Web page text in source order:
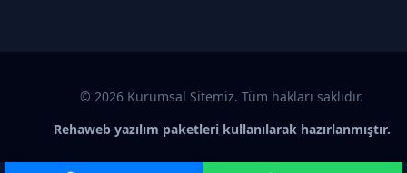
© 2026 Kurumsal Sitemiz. Tüm hakları saklıdır.
Rehaweb yazılım paketleri kullanılarak hazırlanmıştır.